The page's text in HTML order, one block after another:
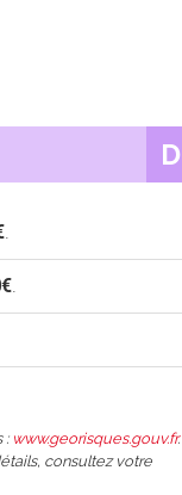
D
.
.
: www.georisques.gouv.fr.
consultez votre